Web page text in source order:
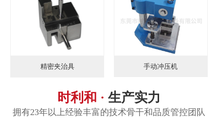
精密夹治具 手动冲压机
时利和 · 生产实力
拥有23年以上经验丰富的技术骨干和品质管控团队